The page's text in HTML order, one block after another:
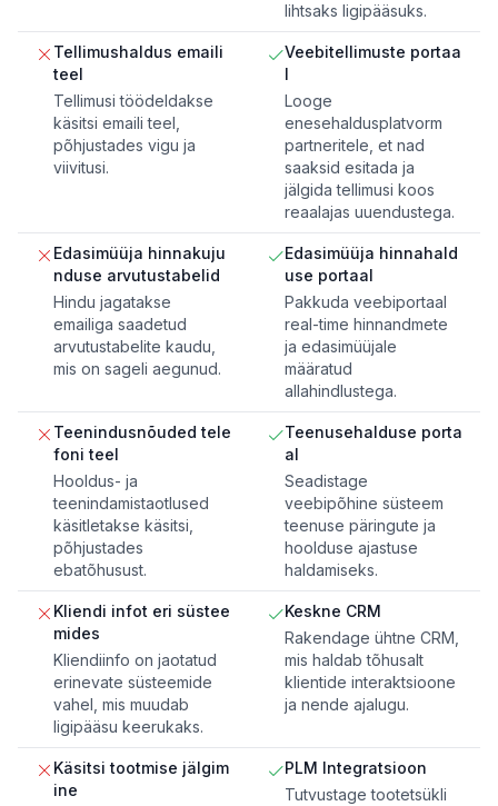
lihtsaks ligipääsuks.
Tellimushaldus emaili
teel
Tellimusi töödeldakse
käsitsi emaili teel,
põhjustades vigu ja
viivitusi.
Veebitellimuste portaa
l
Looge
enesehaldusplatvorm
partneritele, et nad
saaksid esitada ja
jälgida tellimusi koos
reaalajas uuendustega.
Edasimüüja hinnakuju
nduse arvutustabelid
Hindu jagatakse
emailiga saadetud
arvutustabelite kaudu,
mis on sageli aegunud.
Edasimüüja hinnahald
use portaal
Pakkuda veebiportaal
real-time hinnandmete
ja edasimüüjale
määratud
allahindlustega.
Teenindusnõuded tele
foni teel
Hooldus- ja
teenindamistaotlused
käsitletakse käsitsi,
põhjustades
ebatõhusust.
Teenusehalduse porta
al
Seadistage
veebipõhine süsteem
teenuse päringute ja
hoolduse ajastuse
haldamiseks.
Kliendi infot eri süstee
mides
Kliendiinfo on jaotatud
erinevate süsteemide
vahel, mis muudab
ligipääsu keerukaks.
Keskne CRM
Rakendage ühtne CRM,
mis haldab tõhusalt
klientide interaktsioone
ja nende ajalugu.
Käsitsi tootmise jälgim
ine
PLM Integratsioon
Tutvustage tootetsükli